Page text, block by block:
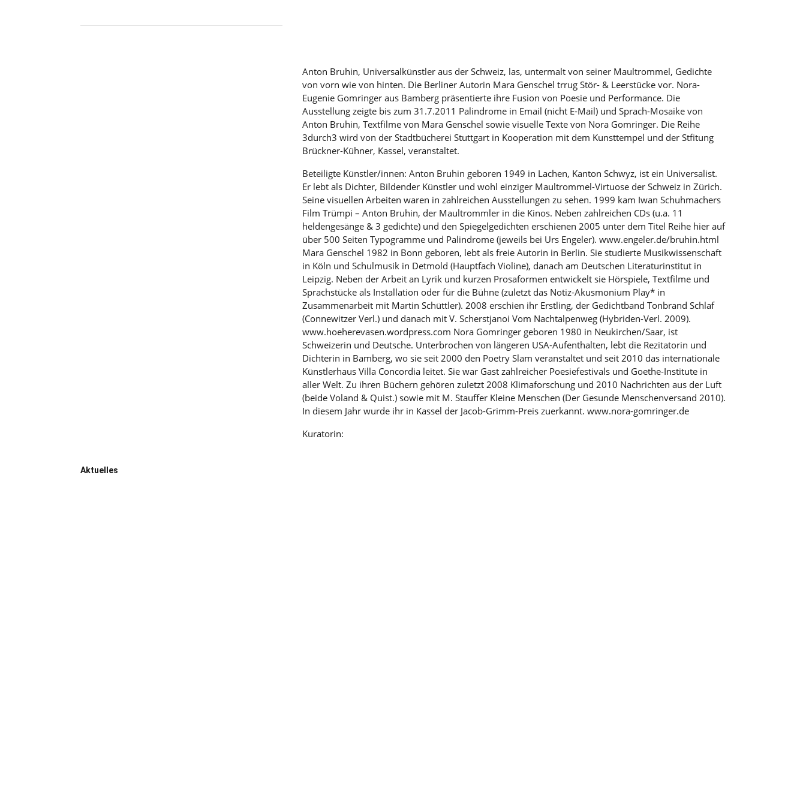
Anton Bruhin, Universalkünstler aus der Schweiz, las, untermalt von seiner Maultrommel, Gedichte
von vorn wie von hinten. Die Berliner Autorin Mara Genschel trrug Stör- & Leerstücke vor. Nora-
Eugenie Gomringer aus Bamberg präsentierte ihre Fusion von Poesie und Performance. Die
Ausstellung zeigte bis zum 31.7.2011 Palindrome in Email (nicht E-Mail) und Sprach-Mosaike von
Anton Bruhin, Textfilme von Mara Genschel sowie visuelle Texte von Nora Gomringer. Die Reihe
3durch3 wird von der Stadtbücherei Stuttgart in Kooperation mit dem Kunsttempel und der Stfitung
Brückner-Kühner, Kassel, veranstaltet.
Beteiligte Künstler/innen: Anton Bruhin geboren 1949 in Lachen, Kanton Schwyz, ist ein Universalist.
Er lebt als Dichter, Bildender Künstler und wohl einziger Maultrommel-Virtuose der Schweiz in Zürich.
Seine visuellen Arbeiten waren in zahlreichen Ausstellungen zu sehen. 1999 kam Iwan Schuhmachers
Film Trümpi – Anton Bruhin, der Maultrommler in die Kinos. Neben zahlreichen CDs (u.a. 11
heldengesänge & 3 gedichte) und den Spiegelgedichten erschienen 2005 unter dem Titel Reihe hier auf
über 500 Seiten Typogramme und Palindrome (jeweils bei Urs Engeler). www.engeler.de/bruhin.html
Mara Genschel 1982 in Bonn geboren, lebt als freie Autorin in Berlin. Sie studierte Musikwissenschaft
in Köln und Schulmusik in Detmold (Hauptfach Violine), danach am Deutschen Literaturinstitut in
Leipzig. Neben der Arbeit an Lyrik und kurzen Prosaformen entwickelt sie Hörspiele, Textfilme und
Sprachstücke als Installation oder für die Bühne (zuletzt das Notiz-Akusmonium Play* in
Zusammenarbeit mit Martin Schüttler). 2008 erschien ihr Erstling, der Gedichtband Tonbrand Schlaf
(Connewitzer Verl.) und danach mit V. Scherstjanoi Vom Nachtalpenweg (Hybriden-Verl. 2009).
www.hoeherevasen.wordpress.com Nora Gomringer geboren 1980 in Neukirchen/Saar, ist
Schweizerin und Deutsche. Unterbrochen von längeren USA-Aufenthalten, lebt die Rezitatorin und
Dichterin in Bamberg, wo sie seit 2000 den Poetry Slam veranstaltet und seit 2010 das internationale
Künstlerhaus Villa Concordia leitet. Sie war Gast zahlreicher Poesiefestivals und Goethe-Institute in
aller Welt. Zu ihren Büchern gehören zuletzt 2008 Klimaforschung und 2010 Nachrichten aus der Luft
(beide Voland & Quist.) sowie mit M. Stauffer Kleine Menschen (Der Gesunde Menschenversand 2010).
In diesem Jahr wurde ihr in Kassel der Jacob-Grimm-Preis zuerkannt. www.nora-gomringer.de
Kuratorin:
Aktuelles